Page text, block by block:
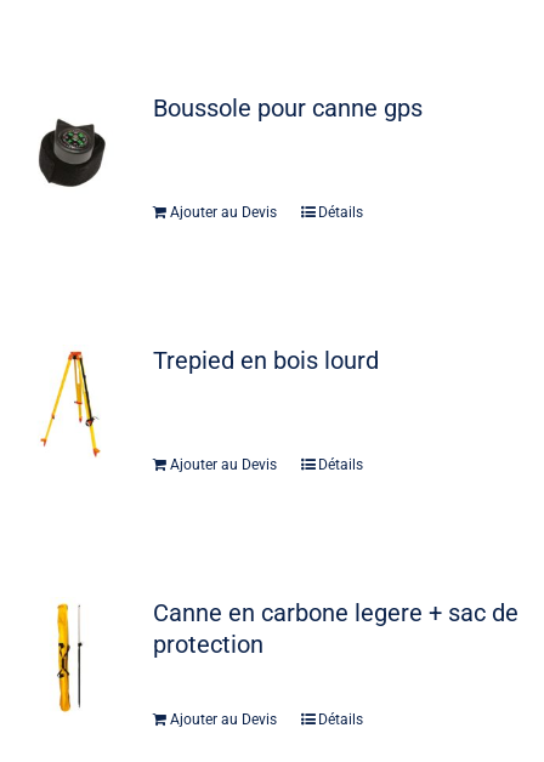
Boussole pour canne gps
Ajouter au Devis Détails
Trepied en bois lourd
Ajouter au Devis Détails
Canne en carbone legere + sac de
protection
Ajouter au Devis Détails